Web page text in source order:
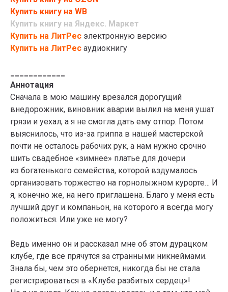
Купить книгу на WB
Купить книгу на Яндекс. Маркет
Купить на ЛитРес электронную версию
Купить на ЛитРес аудиокнигу
Аннотация
Сначала в мою машину врезался дорогущий
внедорожник, виновник аварии вылил на меня ушат
грязи и уехал, а я не смогла дать ему отпор. Потом
выяснилось, что из-за гриппа в нашей мастерской
почти не осталось рабочих рук, а нам нужно срочно
шить свадебное «зимнее» платье для дочери
из богатенького семейства, которой вздумалось
организовать торжество на горнолыжном курорте… И
я, конечно же, на него приглашена. Благо у меня есть
лучший друг и компаньон, на которого я всегда могу
положиться. Или уже не могу?
Ведь именно он и рассказал мне об этом дурацком
клубе, где все прячутся за странными никнеймами.
Знала бы, чем это обернется, никогда бы не стала
регистрироваться в «Клубе разбитых сердец»!